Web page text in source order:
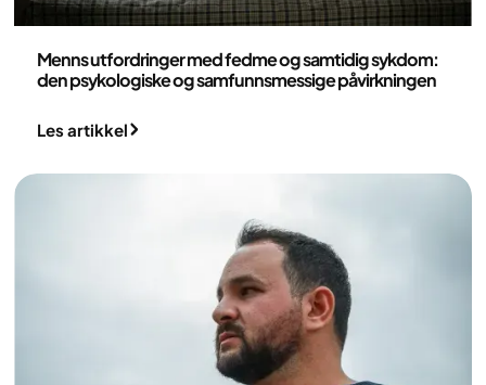
Menns utfordringer med fedme og samtidig sykdom:
den psykologiske og samfunnsmessige påvirkningen
Les artikkel